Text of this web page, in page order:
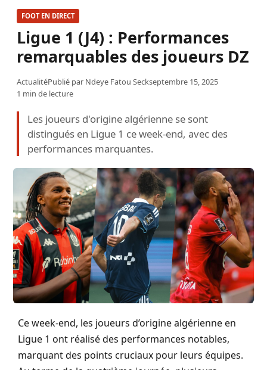
FOOT EN DIRECT
Ligue 1 (J4) : Performances
remarquables des joueurs DZ
ActualitéPublié par Ndeye Fatou Seckseptembre 15, 2025
1 min de lecture
Les joueurs d'origine algérienne se sont
distingués en Ligue 1 ce week-end, avec des
performances marquantes.
Ce week-end, les joueurs d’origine algérienne en
Ligue 1 ont réalisé des performances notables,
marquant des points cruciaux pour leurs équipes.